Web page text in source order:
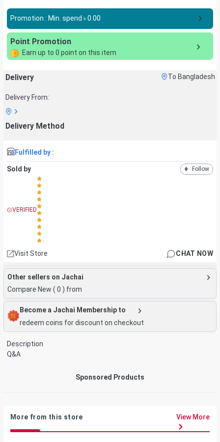
Promotion : Min. spend ৳0.00
Point Promotion
Earn up to 0 point on this item
Delivery To Bangladesh
Delivery From:
Delivery Method
Fulfilled by :
Sold by + Follow
VERIFIED
Visit Store CHAT NOW
Other sellers on Jachai
Compare New ( 0 ) from
Become a Jachai Membership to
redeem coins for discount on checkout
Description
Q&A
Sponsored Products
More from this store View More